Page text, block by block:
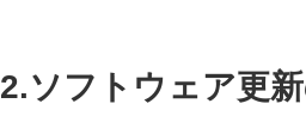
2.ソフトウェア更